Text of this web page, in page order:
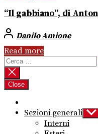
“Il gabbiano”, di
Danilo Amione
Read more
Ricerca
per:
Close
Sezioni generali Show
sub
Interni